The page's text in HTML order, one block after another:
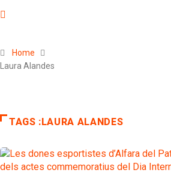
Home
Laura Alandes
TAGS :LAURA ALANDES